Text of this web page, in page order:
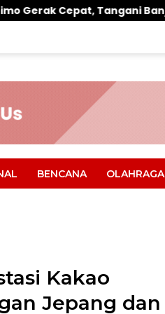
Banjir di Desa Air Panas
BENCANA OLAHRAGA
Kakao
Jepang dan